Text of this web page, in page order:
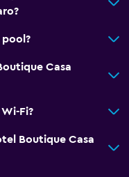
pool?
Casa
Fi?
Boutique Casa